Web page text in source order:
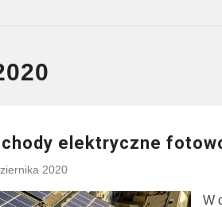
elektryczne
2020
W